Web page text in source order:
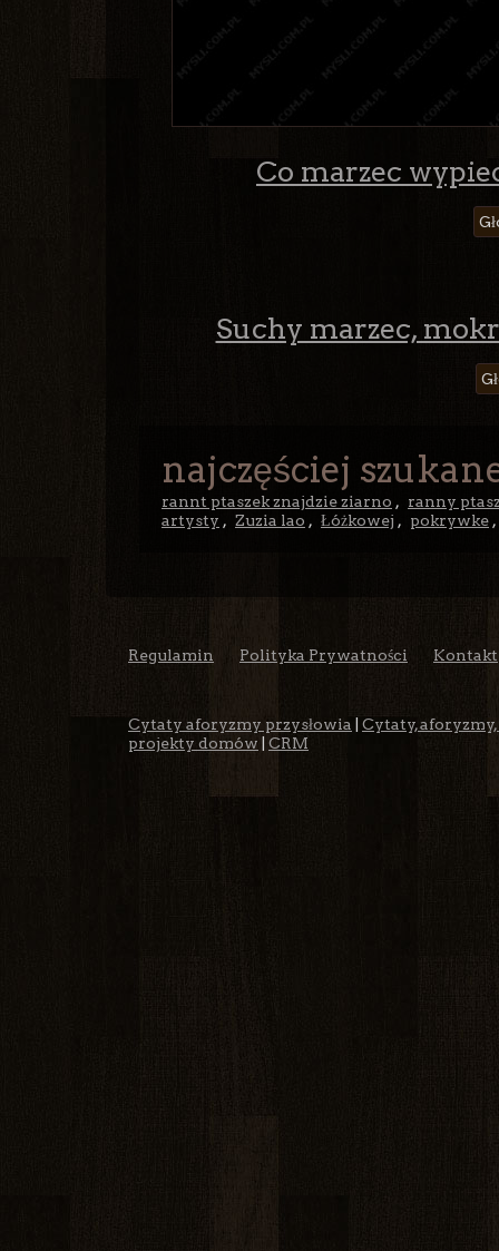
Co marzec
Suchy marzec,
najczęściej
rannt ptaszek znajdzie ziarno , ranny
artysty , Zuzia lao , Łóżkowej , pokrywke
Regulamin Polityka Prywatności Kontakt
Cytaty aforyzmy przysłowia
Cytaty,
projekty domów
CRM